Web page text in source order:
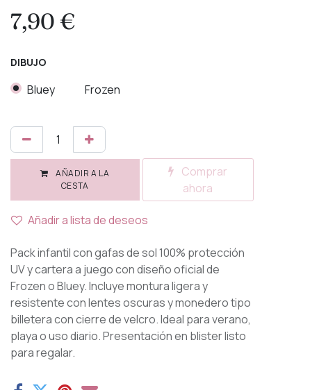
7,90 €
DIBUJO
Bluey Frozen
AÑADIR A LA
CESTA
Comprar
ahora
Añadir a lista de deseos
Pack infantil con gafas de sol 100% protección
UV y cartera a juego con diseño oficial de
Frozen o Bluey. Incluye montura ligera y
resistente con lentes oscuras y monedero tipo
billetera con cierre de velcro. Ideal para verano,
playa o uso diario. Presentación en blister listo
para regalar.